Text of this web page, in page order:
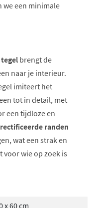
we een minimale
tegel brengt de
naar je interieur.
imiteert het
tot in detail, met
een tijdloze en
randen
wat een strak en
wie op zoek is
vloer of wand die
en kleuren
x 60 cm